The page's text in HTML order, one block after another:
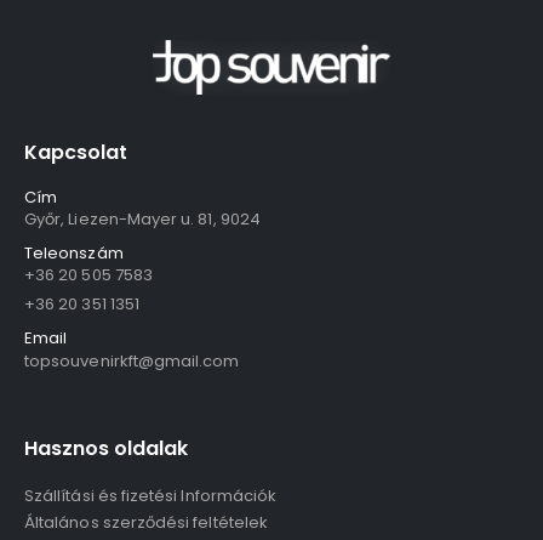
Kapcsolat
Cím
Győr, Liezen-Mayer u. 81, 9024
Teleonszám
+36 20 505 7583
+36 20 351 1351
Email
topsouvenirkft@gmail.com
Hasznos oldalak
Szállítási és fizetési Információk
Általános szerződési feltételek